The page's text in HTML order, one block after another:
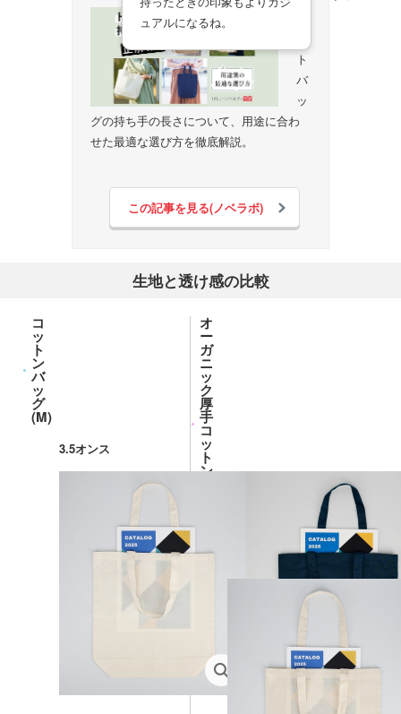
ュアルになるね。
ト
バ
ッ
グの持ち手の長さについて、用途に合わ
せた最適な選び方を徹底解説。
この記事を見る(ノベラボ)
生地と透け感の比較
コ
ッ
ト
ン
バ
ッ
グ
(M)
コットンバッグ(M)
生地の厚さ
3.5オンス
本体色の違いによる透け感の比較
オ
ー
ガ
ニ
ッ
ク
厚
手
コ
ッ
ト
ン
オーガニック厚手コットン
生地の厚さ
透け感の比較